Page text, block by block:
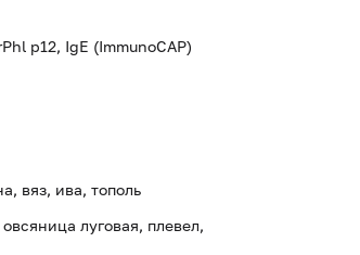
p12, IgE (ImmunoCAP)
вяз, ива, тополь
луговая, плевел,